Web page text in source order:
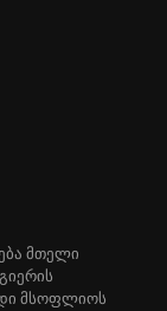
მთელი
მსოფლიოს